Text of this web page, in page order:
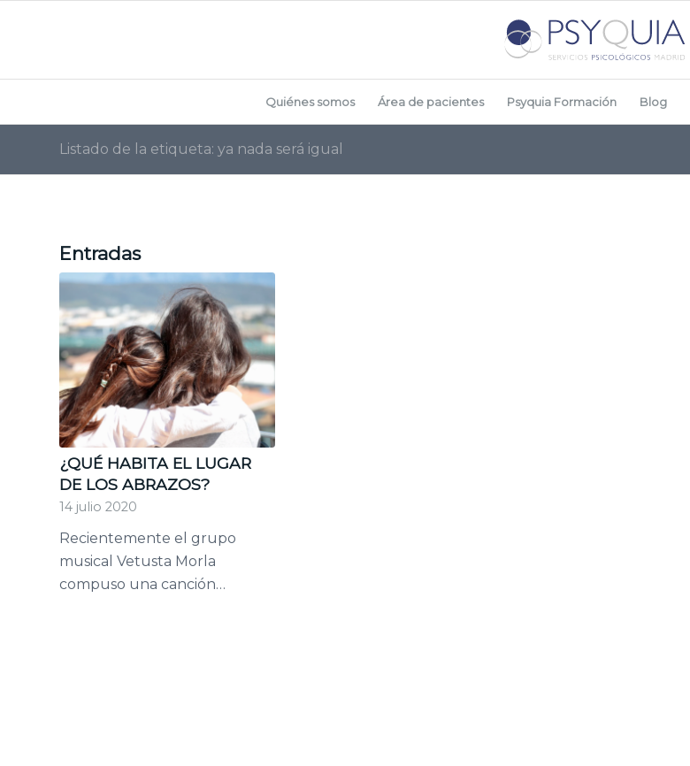
Quiénes somos Área de pacientes Psyquia Formación Blog
Listado de la etiqueta: ya nada será igual
Entradas
¿QUÉ HABITA EL LUGAR
DE LOS ABRAZOS?
14 julio 2020
Recientemente el grupo
musical Vetusta Morla
compuso una canción…